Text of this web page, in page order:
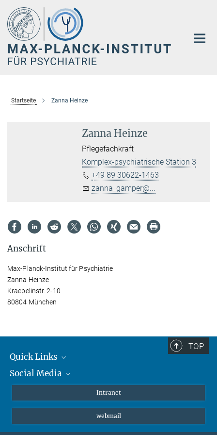
Hauptinhalt
Startseite Zanna Heinze
Zanna Heinze
Pflegefachkraft
Komplex-psychiatrische Station 3
+49 89 30622-1463
zanna_gamper@...
Anschrift
Max-Planck-Institut für Psychiatrie
Zanna Heinze
Kraepelinstr. 2-10
80804 München
TOP
Quick Links
Student*innen/Wissenschaftler*innen
Social Media
Bluesky
Intranet
webmail